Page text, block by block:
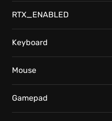
RTX_ENABLED
Keyboard
Mouse
Gamepad